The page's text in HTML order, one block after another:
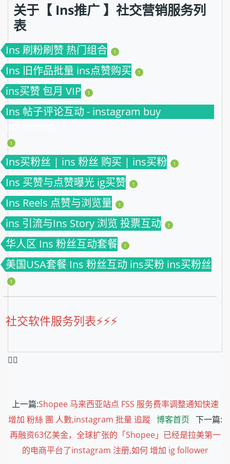
关于【 Ins推广 】社交营销服务列
表
Ins 刷粉刷赞 热门组合 1
Ins 旧作品批量 ins点赞购买 1
ins买赞 包月 VIP 1
Ins 帖子评论互动 - instagram buy
comments
1
Ins买粉丝 | ins 粉丝 购买 | ins买粉 1
Ins 买赞与点赞曝光 ig买赞 1
Ins Reels 点赞与浏览量 1
ins 引流与Ins Story 浏览 投票互动 1
华人区 Ins 粉丝互动套餐 1
美国USA套餐 Ins 粉丝互动 ins买粉 ins买粉丝
1
社交软件服务列表⚡️⚡️⚡️
❤️‍🔥
上一篇:Shopee 马来西亚站点 FSS 服务费率调整通知快速
增加 粉絲 團 人數,instagram 批量 追蹤 博客首页 下一篇:
再融资63亿美金，全球扩张的「Shopee」已经是拉美第一
的电商平台了instagram 注册,如何 增加 ig follower